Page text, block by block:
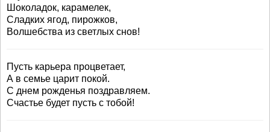
Шоколадок, карамелек,
Сладких ягод, пирожков,
Волшебства из светлых снов!
Пусть карьера процветает,
А в семье царит покой.
С днем рожденья поздравляем.
Счастье будет пусть с тобой!